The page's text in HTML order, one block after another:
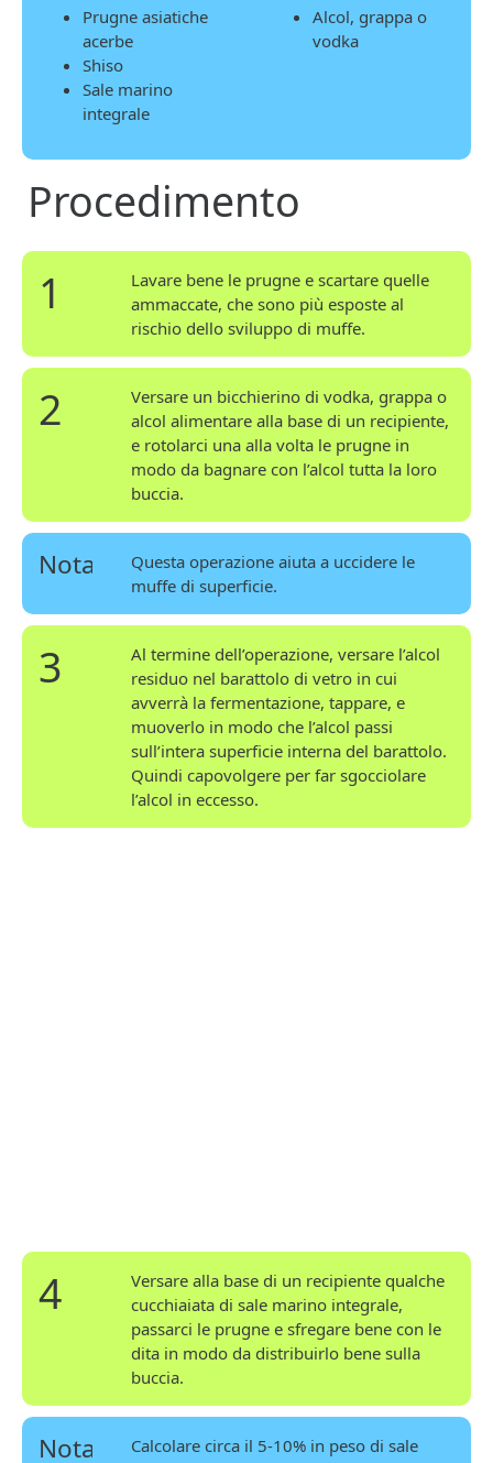
Prugne asiatiche
acerbe
Shiso
Sale marino
integrale
Alcol, grappa o
vodka
Procedimento
1
Lavare bene le prugne e scartare quelle
ammaccate, che sono più esposte al
rischio dello sviluppo di muffe.
2
Versare un bicchierino di vodka, grappa o
alcol alimentare alla base di un recipiente,
e rotolarci una alla volta le prugne in
modo da bagnare con l’alcol tutta la loro
buccia.
Nota
Questa operazione aiuta a uccidere le
muffe di superficie.
3
Al termine dell’operazione, versare l’alcol
residuo nel barattolo di vetro in cui
avverrà la fermentazione, tappare, e
muoverlo in modo che l’alcol passi
sull’intera superficie interna del barattolo.
Quindi capovolgere per far sgocciolare
l’alcol in eccesso.
4
Versare alla base di un recipiente qualche
cucchiaiata di sale marino integrale,
passarci le prugne e sfregare bene con le
dita in modo da distribuirlo bene sulla
buccia.
Nota
Calcolare circa il 5-10% in peso di sale